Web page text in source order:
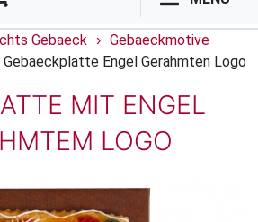
Gebaeck › Gebaeckmotive
Gebaeckplatte Engel Gerahmten Logo
MIT ENGEL
LOGO